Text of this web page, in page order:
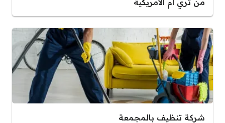
شركة تنظيف بالمجمعة